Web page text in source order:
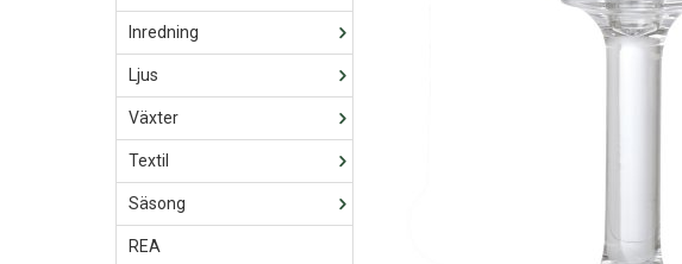
Inredning
Ljus
Växter
Textil
Säsong
REA